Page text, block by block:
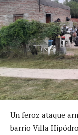
Un feroz ataque
barrio Villa